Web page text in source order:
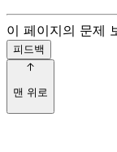
이 페이지의 문제
피드백
맨 위로